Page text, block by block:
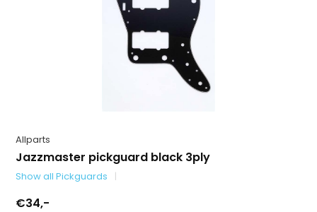
Allparts
Jazzmaster pickguard black 3ply
Show all Pickguards
€34,-